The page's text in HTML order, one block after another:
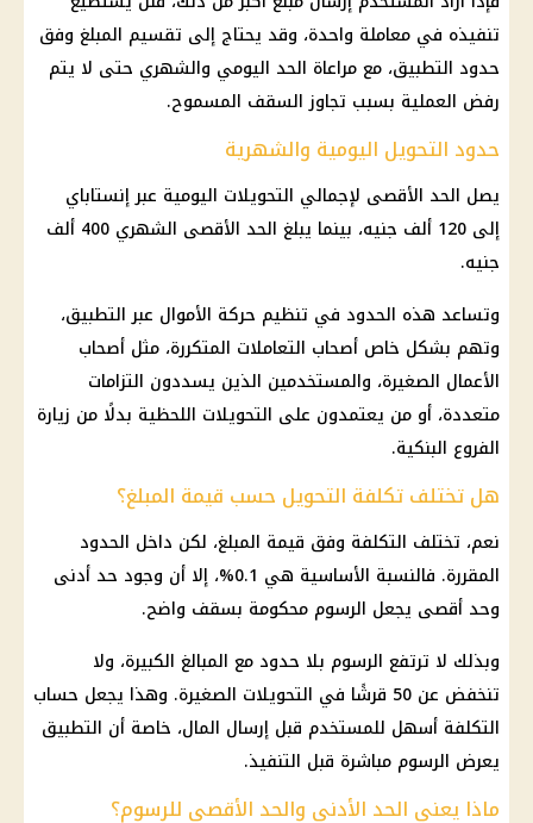
تنفيذه في معاملة واحدة، وقد يحتاج إلى تقسيم المبلغ وفق
حدود التطبيق، مع مراعاة الحد اليومي والشهري حتى لا يتم
رفض العملية بسبب تجاوز السقف المسموح.
حدود التحويل اليومية والشهرية
يصل الحد الأقصى لإجمالي التحويلات اليومية عبرإنستاباي
إلى 120 ألف جنيه، بينما يبلغ الحد الأقصى الشهري 400 ألف
جنيه.
وتساعد هذه الحدود في تنظيم حركة الأموال عبر التطبيق،
وتهم بشكل خاص أصحاب التعاملات المتكررة، مثل أصحاب
الأعمال الصغيرة، والمستخدمين الذين يسددون التزامات
متعددة، أو من يعتمدون على التحويلات اللحظية بدلًا من زيارة
الفروع البنكية.
هل تختلف تكلفة التحويل حسب قيمة المبلغ؟
نعم، تختلف التكلفة وفق قيمة المبلغ، لكن داخل الحدود
المقررة. فالنسبة الأساسية هي 0.1%، إلا أن وجود حد أدنى
وحد أقصى يجعل الرسوم محكومة بسقف واضح.
وبذلك لا ترتفع الرسوم بلا حدود مع المبالغ الكبيرة، ولا
تنخفض عن 50 قرشًا في التحويلات الصغيرة. وهذا يجعل حساب
التكلفة أسهل للمستخدم قبل إرسال المال، خاصة أن التطبيق
يعرض الرسوم مباشرة قبل التنفيذ.
ماذا يعني الحد الأدنى والحد الأقصى للرسوم؟